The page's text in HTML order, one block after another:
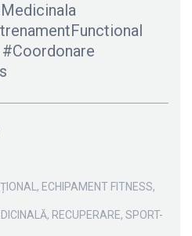
, ECHIPAMENT FITNESS,
, RECUPERARE, SPORT-